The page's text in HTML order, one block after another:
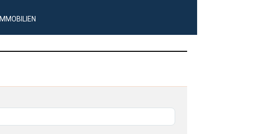
IMMOBILIEN